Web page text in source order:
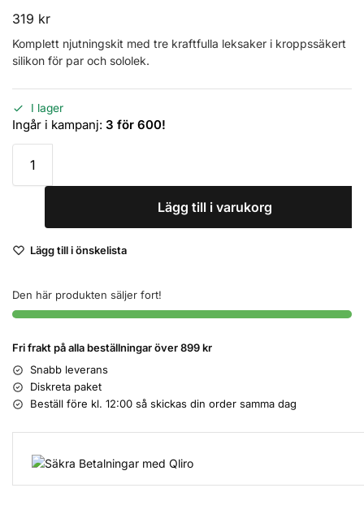
319 kr
Komplett njutningskit med tre kraftfulla leksaker i kroppssäkert
silikon för par och sololek.
I lager
Ingår i kampanj: 3 för 600!
Lägg till i varukorg
Lägg till i önskelista
Den här produkten säljer fort!
Fri frakt på alla beställningar över 899 kr
Snabb leverans
Diskreta paket
Beställ före kl. 12:00 så skickas din order samma dag